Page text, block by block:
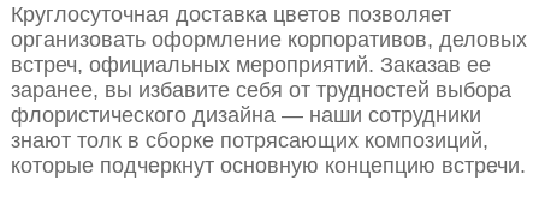
Круглосуточная доставка цветов позволяет
организовать оформление корпоративов, деловых
встреч, официальных мероприятий. Заказав ее
заранее, вы избавите себя от трудностей выбора
флористического дизайна — наши сотрудники
знают толк в сборке потрясающих композиций,
которые подчеркнут основную концепцию встречи.